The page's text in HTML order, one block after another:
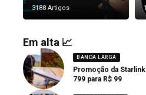
3188 Artigos
Em alta 📈
BANDA LARGA
Promoção da
799 para R$ 99